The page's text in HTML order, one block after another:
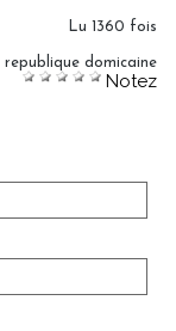
Lu 1360 fois
republique domicaine
Notez